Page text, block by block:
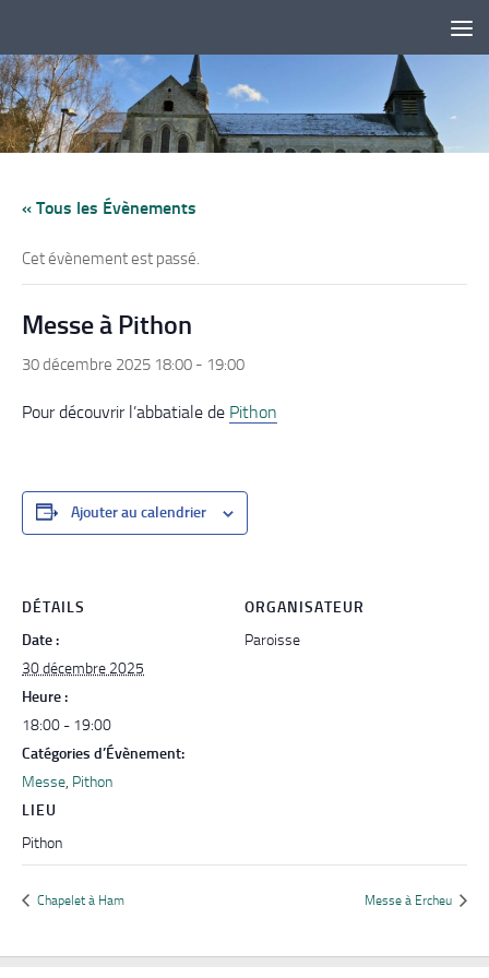
« Tous les Évènements
Cet évènement est passé.
Messe à Pithon
30 décembre 2025 18:00 - 19:00
Pour découvrir l’abbatiale de Pithon
Ajouter au calendrier
DÉTAILS
Date :
30 décembre 2025
Heure :
18:00 - 19:00
Catégories d’Évènement:
Messe, Pithon
LIEU
Pithon
ORGANISATEUR
Paroisse
Chapelet à Ham Messe à Ercheu